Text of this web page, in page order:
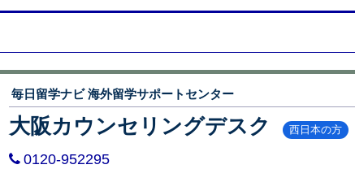
毎日留学ナビ 海外留学サポートセンター
大阪カウンセリングデスク 西日本の方
0120-952295